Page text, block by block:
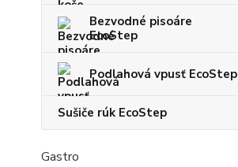
Bezvodné pisoáre
EcoStep
Podlahová vpusť EcoStep
Sušiče rúk EcoStep
Gastro